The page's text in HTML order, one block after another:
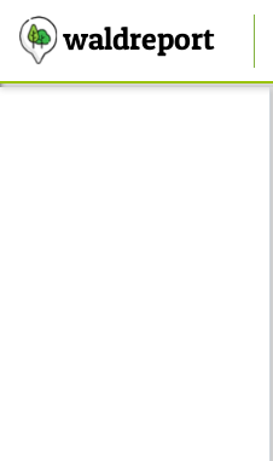
waldreport